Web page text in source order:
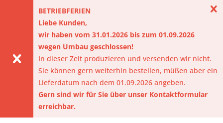
BETRIEBFERIEN
Liebe Kunden,
wir haben vom 31.01.2026 bis zum 01.09.2026
wegen Umbau geschlossen!
In dieser Zeit produzieren und versenden wir nicht.
Sie können gern weiterhin bestellen, müßen aber ein
Lieferdatum nach dem 01.09.2026 angeben.
Gern sind wir für Sie über unser Kontaktformular
erreichbar.